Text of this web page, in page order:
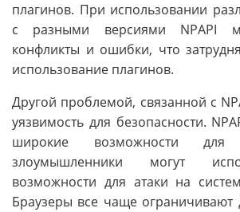
плагинов. При использовании
с разными версиями NPAPI
конфликты и ошибки, что
использование плагинов.
Другой проблемой, связанной с
уязвимость для безопасности.
широкие возможности
злоумышленники могут
возможности для атаки на
Браузеры все чаще ограничивают